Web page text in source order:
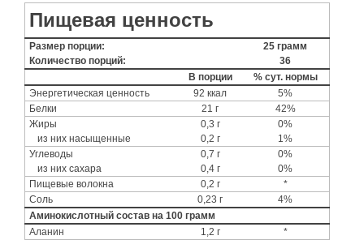
Пищевая ценность
Размер порции:
25 грамм
Количество порций:
36
В порции
% сут. нормы
Энергетическая ценность
92 ккал
5%
Белки
21 г
42%
Жиры
0,3 г
0%
из них насыщенные
0,2 г
1%
Углеводы
0,7 г
0%
из них сахара
0,4 г
0%
Пищевые волокна
0,2 г
*
Соль
0,23 г
4%
Аминокислотный состав на 100 грамм
Аланин
1,2 г
*